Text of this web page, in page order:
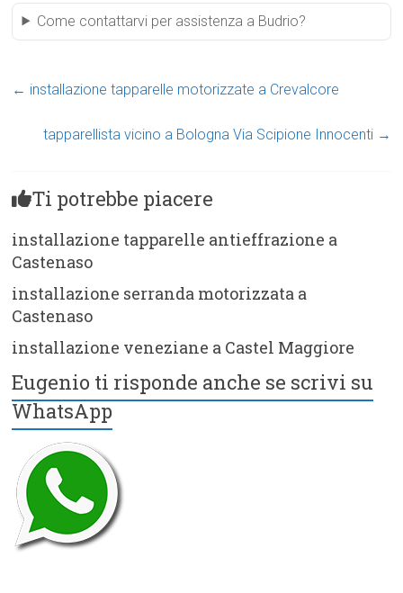
Come contattarvi per assistenza a Budrio?
← installazione tapparelle motorizzate a Crevalcore
tapparellista vicino a Bologna Via Scipione Innocenti →
Ti potrebbe piacere
installazione tapparelle antieffrazione a
Castenaso
installazione serranda motorizzata a
Castenaso
installazione veneziane a Castel Maggiore
Eugenio ti risponde anche se scrivi su
WhatsApp